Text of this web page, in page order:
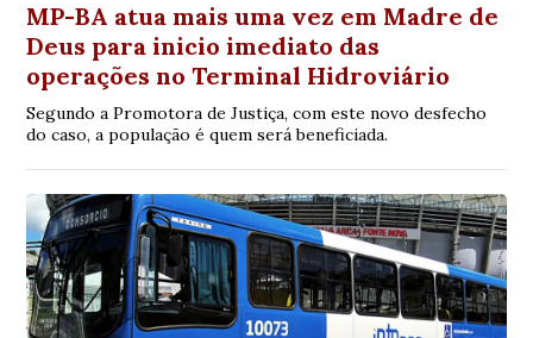
MP-BA atua mais uma vez em Madre de
Deus para inicio imediato das
operações no Terminal Hidroviário
Segundo a Promotora de Justiça, com este novo desfecho
do caso, a população é quem será beneficiada.